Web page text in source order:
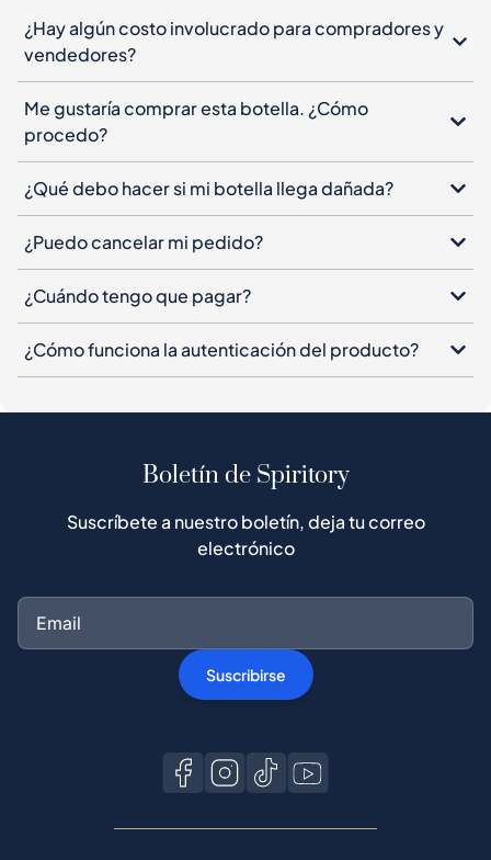
¿Hay algún costo involucrado para compradores y
vendedores?
Me gustaría comprar esta botella. ¿Cómo
procedo?
¿Qué debo hacer si mi botella llega dañada?
¿Puedo cancelar mi pedido?
¿Cuándo tengo que pagar?
¿Cómo funciona la autenticación del producto?
Boletín de Spiritory
Suscríbete a nuestro boletín, deja tu correo
electrónico
Suscribirse